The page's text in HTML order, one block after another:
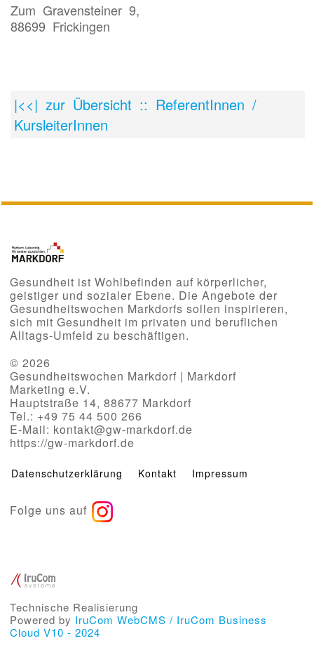
Zum Gravensteiner 9,
88699 Frickingen
|<<| zur Übersicht :: ReferentInnen /
KursleiterInnen
Gesundheit ist Wohlbefinden auf körperlicher,
geistiger und sozialer Ebene. Die Angebote der
Gesundheitswochen Markdorfs sollen inspirieren,
sich mit Gesundheit im privaten und beruflichen
Alltags-Umfeld zu beschäftigen.
© 2026
Gesundheitswochen Markdorf | Markdorf
Marketing e.V.
Hauptstraße 14, 88677 Markdorf
Tel.: +49 75 44 500 266
E-Mail: kontakt@gw-markdorf.de
https://gw-markdorf.de
Datenschutzerklärung Kontakt Impressum
Folge uns auf
Technische Realisierung
Powered by IruCom WebCMS / IruCom Business
Cloud V10 - 2024